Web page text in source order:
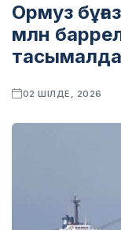
Ормуз
млн
02 ШІЛДЕ, 2026